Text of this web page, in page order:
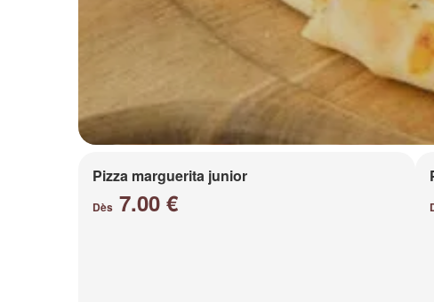
Pizza marguerita junior
Dès 7.00 €